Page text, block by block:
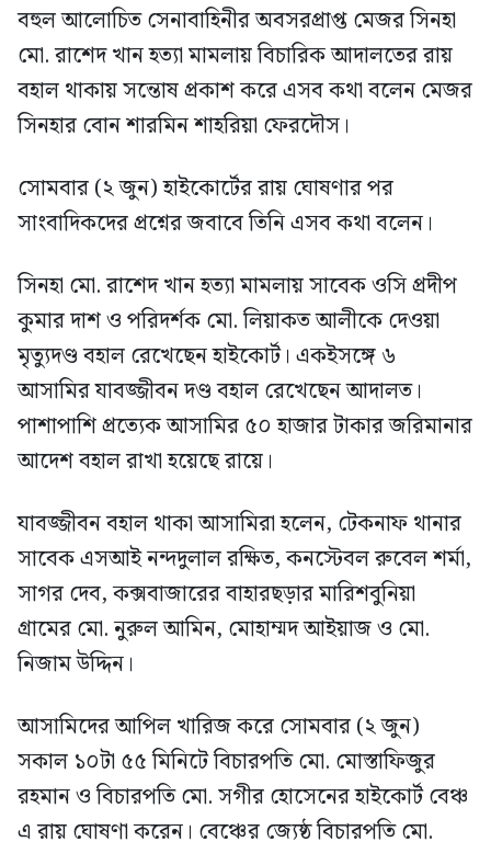
বহুল আলোচিত সেনাবাহিনীর অবসরপ্রাপ্ত মেজর সিনহা
মো. রাশেদ খান হত্যা মামলায় বিচারিক আদালতের রায়
বহাল থাকায় সন্তোষ প্রকাশ করে এসব কথা বলেন মেজর
সিনহার বোন শারমিন শাহরিয়া ফেরদৌস।
সোমবার (২ জুন) হাইকোর্টের রায় ঘোষণার পর
সাংবাদিকদের প্রশ্নের জবাবে তিনি এসব কথা বলেন।
সিনহা মো. রাশেদ খান হত্যা মামলায় সাবেক ওসি প্রদীপ
কুমার দাশ ও পরিদর্শক মো. লিয়াকত আলীকে দেওয়া
মৃত্যুদণ্ড বহাল রেখেছেন হাইকোর্ট। একইসঙ্গে ৬
আসামির যাবজ্জীবন দণ্ড বহাল রেখেছেন আদালত।
পাশাপাশি প্রত্যেক আসামির ৫০ হাজার টাকার জরিমানার
আদেশ বহাল রাখা হয়েছে রায়ে।
যাবজ্জীবন বহাল থাকা আসামিরা হলেন, টেকনাফ থানার
সাবেক এসআই নন্দদুলাল রক্ষিত, কনস্টেবল রুবেল শর্মা,
সাগর দেব, কক্সবাজারের বাহারছড়ার মারিশবুনিয়া
গ্রামের মো. নুরুল আমিন, মোহাম্মদ আইয়াজ ও মো.
নিজাম উদ্দিন।
আসামিদের আপিল খারিজ করে সোমবার (২ জুন)
সকাল ১০টা ৫৫ মিনিটে বিচারপতি মো. মোস্তাফিজুর
রহমান ও বিচারপতি মো. সগীর হোসেনের হাইকোর্ট বেঞ্চ
এ রায় ঘোষণা করেন। বেঞ্চের জ্যেষ্ঠ বিচারপতি মো.